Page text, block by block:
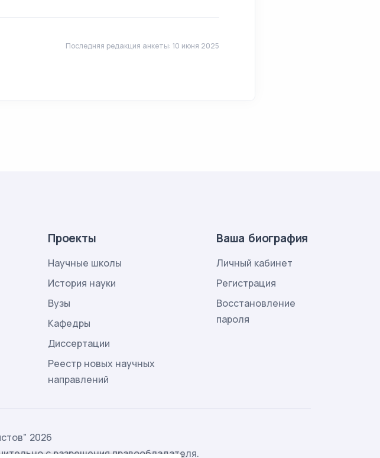
Последняя редакция анкеты: 10 июня 2025
Проекты
Научные школы
История науки
Вузы
Кафедры
Диссертации
Реестр новых научных
направлений
Ваша биография
Личный кабинет
Регистрация
Восстановление
пароля
2026
с разрешения правообладателя.